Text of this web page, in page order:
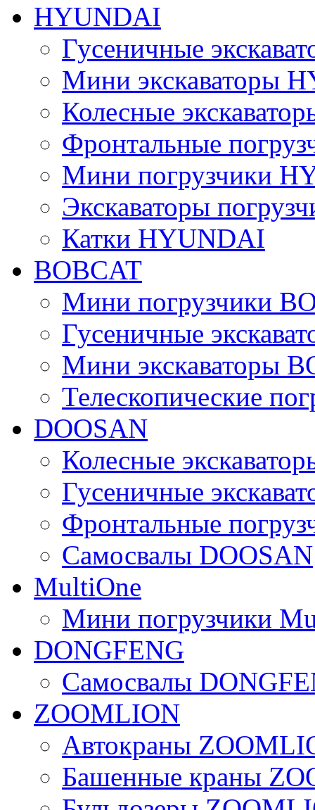
HYUNDAI
Гусеничные
Мини экскаваторы
Колесные
Фронтальные
Мини погрузчики
Экскаваторы
Катки HYUNDAI
BOBCAT
Мини погрузчики
Гусеничные
Мини экскаваторы
Телескопические
DOOSAN
Колесные
Гусеничные
Фронтальные
Самосвалы DOOSAN
MultiOne
Мини погрузчики
DONGFENG
Самосвалы
ZOOMLION
Автокраны
Башенные краны